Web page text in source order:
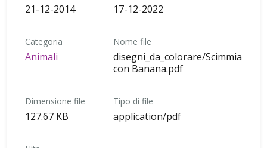
21-12-2014 17-12-2022
Categoria
Animali
Nome file
disegni_da_colorare/Scimmia
con Banana.pdf
Dimensione file
127.67 KB
Tipo di file
application/pdf